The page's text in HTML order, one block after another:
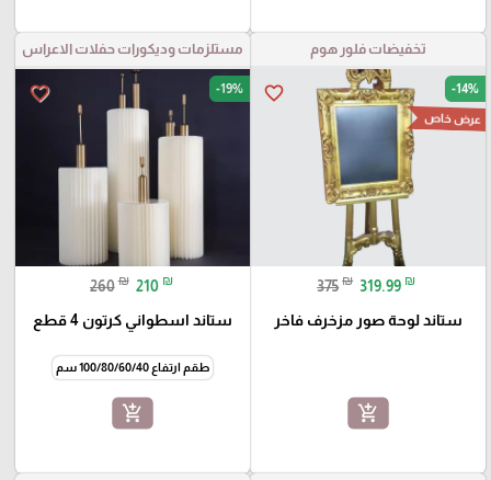
تخفيضات فلور هوم
favorite_border -14%
عرض خاص
375 ₪ 319.99 ₪
ستاند لوحة صور مزخرف فاخر
add_shopping_cart
مستلزمات وديكورات حفلات الاعراس
favorite_border -19%
260 ₪ 210 ₪
ستاند اسطواني كرتون 4 قطع
طقم ارتفاع 100/80/60/40 سم
add_shopping_cart